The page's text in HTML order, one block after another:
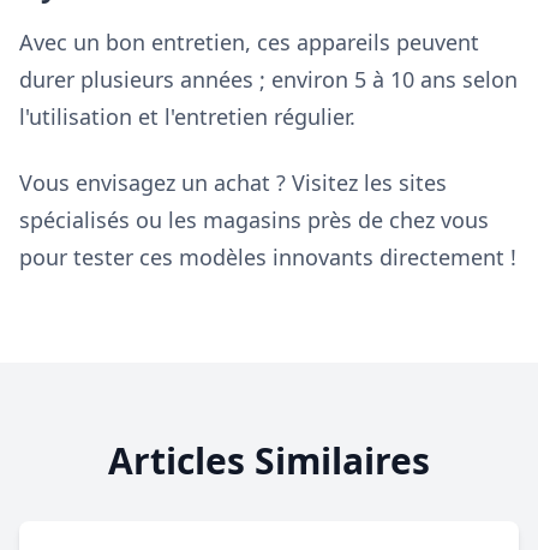
Avec un bon entretien, ces appareils peuvent
durer plusieurs années ; environ 5 à 10 ans selon
l'utilisation et l'entretien régulier.
Vous envisagez un achat ? Visitez les sites
spécialisés ou les magasins près de chez vous
pour tester ces modèles innovants directement !
Articles Similaires